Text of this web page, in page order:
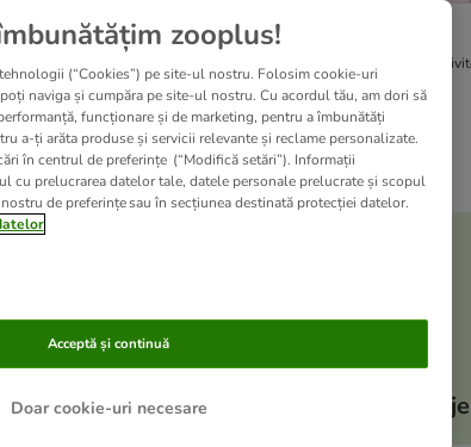
pentru câini. Nu mai pierde timpul și descoperă acum produsele
zooplus!
(“Cookies”) pe site-ul nostru. Folosim cookie-uri
naviga și cumpăra pe site-ul nostru. Cu acordul tău, am dori să
funcționare și de marketing, pentru a îmbunătăți
a-ți arăta produse și servicii relevante și reclame personalizate.
în centrul de preferințe (“Modifică setări”). Informații
cu prelucrarea datelor tale, datele personale prelucrate și scopul
de preferințe sau în secțiunea destinată protecției datelor.
Doar cookie-uri necesare
Acceptă și continuă